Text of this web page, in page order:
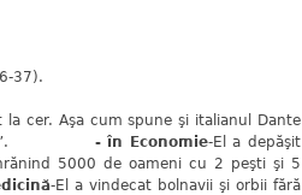
37).
cer. Aşa cum spune şi italianul Dante
- în Economie-El a depăşit
5000 de oameni cu 2 peşti şi 5
-El a vindecat bolnavii şi orbii fără